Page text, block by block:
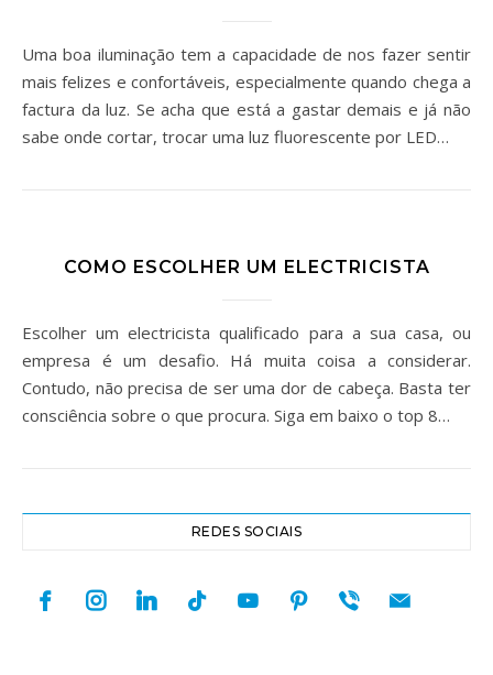
Uma boa iluminação tem a capacidade de nos fazer sentir
mais felizes e confortáveis, especialmente quando chega a
factura da luz. Se acha que está a gastar demais e já não
sabe onde cortar, trocar uma luz fluorescente por LED…
COMO ESCOLHER UM ELECTRICISTA
Escolher um electricista qualificado para a sua casa, ou
empresa é um desafio. Há muita coisa a considerar.
Contudo, não precisa de ser uma dor de cabeça. Basta ter
consciência sobre o que procura. Siga em baixo o top 8…
REDES SOCIAIS
facebookinstagramlinkedintiktok youtubepinterest
viber mail